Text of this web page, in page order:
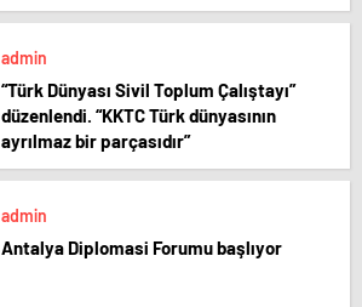
admin
“Türk Dünyası Sivil Toplum Çalıştayı”
düzenlendi. “KKTC Türk dünyasının
ayrılmaz bir parçasıdır”
admin
Antalya Diplomasi Forumu başlıyor